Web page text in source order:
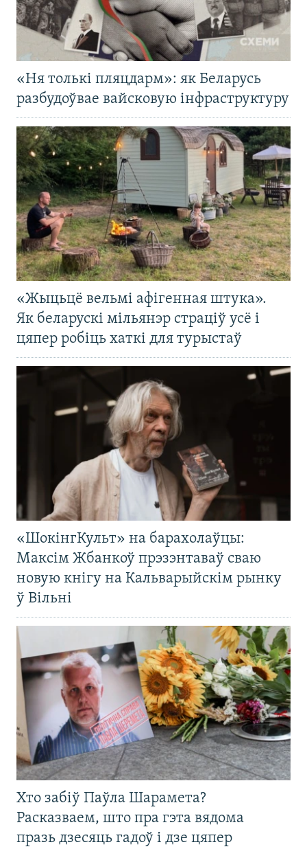
«Ня толькі пляцдарм»: як Беларусь
разбудоўвае вайсковую інфраструктуру
«Жыцьцё вельмі афігенная штука».
Як беларускі мільянэр страціў усё і
цяпер робіць хаткі для турыстаў
«ШокінгКульт» на барахолаўцы:
Максім Жбанкоў прэзэнтаваў сваю
новую кнігу на Кальварыйскім рынку
ў Вільні
Хто забіў Паўла Шарамета?
Расказваем, што пра гэта вядома
празь дзесяць гадоў і дзе цяпер